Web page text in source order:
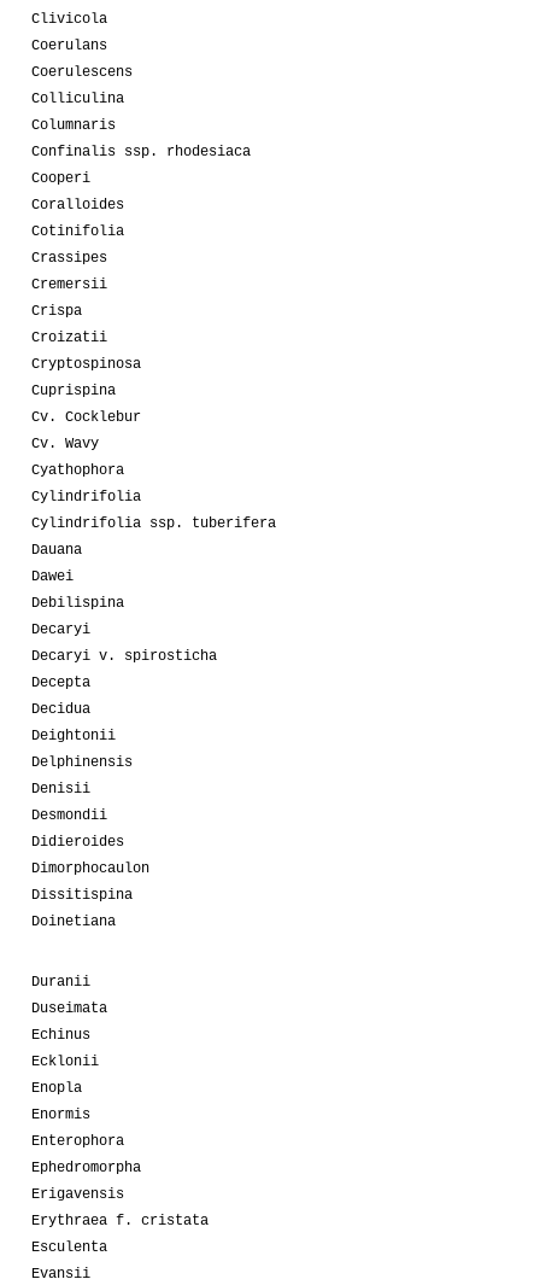
Clivicola
Coerulans
Coerulescens
Colliculina
Columnaris
Confinalis ssp. rhodesiaca
Cooperi
Coralloides
Cotinifolia
Crassipes
Cremersii
Crispa
Croizatii
Cryptospinosa
Cuprispina
Cv. Cocklebur
Cv. Wavy
Cyathophora
Cylindrifolia
Cylindrifolia ssp. tuberifera
Dauana
Dawei
Debilispina
Decaryi
Decaryi v. spirosticha
Decepta
Decidua
Deightonii
Delphinensis
Denisii
Desmondii
Didieroides
Dimorphocaulon
Dissitispina
Doinetiana
Duranii
Duseimata
Echinus
Ecklonii
Enopla
Enormis
Enterophora
Ephedromorpha
Erigavensis
Erythraea f. cristata
Esculenta
Evansii